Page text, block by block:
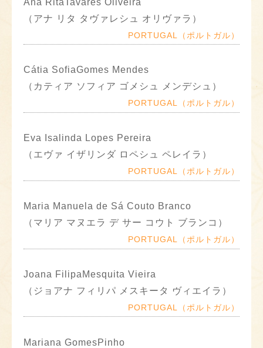
（アナ リタ タヴァレシュ オリヴァラ）
PORTUGAL（ポルトガル）
Cátia SofiaGomes Mendes
（カティア ソフィア ゴメシュ メンデシュ）
PORTUGAL（ポルトガル）
Eva Isalinda Lopes Pereira
（エヴァ イザリンダ ロペシュ ペレイラ）
PORTUGAL（ポルトガル）
Maria Manuela de Sá Couto Branco
（マリア マヌエラ デ サー コウト ブランコ）
PORTUGAL（ポルトガル）
Joana FilipaMesquita Vieira
（ジョアナ フィリパ メスキータ ヴィエイラ）
PORTUGAL（ポルトガル）
Mariana GomesPinho